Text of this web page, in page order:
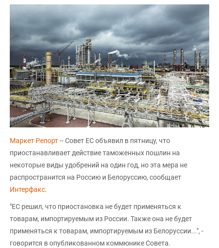
Маркет Репорт-- Совет ЕС объявил в пятницу, что
приостанавливает действие таможенных пошлин на
некоторые виды удобрений на один год, но эта мера не
распространится на Россию и Белоруссию, сообщает
Интерфакс.
"ЕС решил, что приостановка не будет применяться к
товарам, импортируемым из России. Также она не будет
применяться к товарам, импортируемым из Белоруссии...", -
говорится в опубликованном коммюнике Совета.